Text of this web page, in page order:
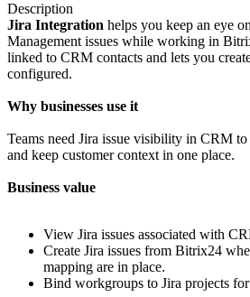
Description
Jira Integration helps you keep an eye
Management issues while working in
linked to CRM contacts and lets you
configured.
Why businesses use it
Teams need Jira issue visibility in CRM to
and keep customer context in one place.
Business value
View Jira issues associated with
Create Jira issues from Bitrix24
mapping are in place.
Bind workgroups to Jira projects